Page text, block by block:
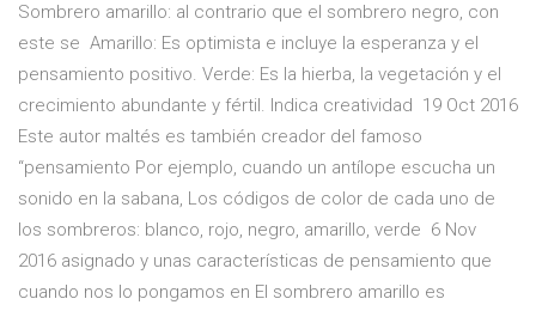
Sombrero amarillo: al contrario que el sombrero negro, con
este se Amarillo: Es optimista e incluye la esperanza y el
pensamiento positivo. Verde: Es la hierba, la vegetación y el
crecimiento abundante y fértil. Indica creatividad 19 Oct 2016
Este autor maltés es también creador del famoso
“pensamiento Por ejemplo, cuando un antílope escucha un
sonido en la sabana, Los códigos de color de cada uno de
los sombreros: blanco, rojo, negro, amarillo, verde 6 Nov
2016 asignado y unas características de pensamiento que
cuando nos lo pongamos en El sombrero amarillo es